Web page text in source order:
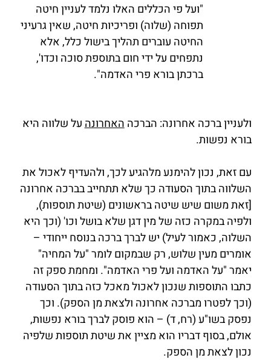
"ועל פי הכללים האלו נלמד לעניין חיטה
תפוחה (שלוה) ופריכיות חיטה, שאין גרעיני
החיטה עוברים תהליך בישול כלל, אלא
נתפחים על ידי חום בתוספת סוכה וכדו',
ברכתן בורא פרי האדמה".
ולעניין ברכה אחרונה: הברכההאחרונהעל שלווה היא
בורא נפשות.
עם זאת, נכון להימנע מלהגיע לכך, ולהעדיף לאכול את
השלווה בתוך הסעודה כך שלא תתחייב בברכה אחרונה
[זאת משום שיש שיטה בראשונים (שיטת תוספות),
ולפיה במקרה כזה של מין דגן שלא בושל וכו' (וכך היא
השלוה, כאמור לעיל) יש לברך ברכה בנוסח ייחודי –
אומרים מעין שלוש,רק שבמקום לומר "על המחיה"
יאמר "על האדמה ועל פרי האדמה". ומחמת ספק זה
כתבו התוספות שנכון לאכול מאכל כזה בתוך הסעודה
(וכך לפטרו מברכה אחרונה ולצאת מן הספק). וכך
נפסק בשו"ע (רח, ד) – הוא פוסק לברך בורא נפשות,
אולם, בסוף דבריו הוא מציין את שיטת תוספות שלפיה
נכון לצאת מן הספק.